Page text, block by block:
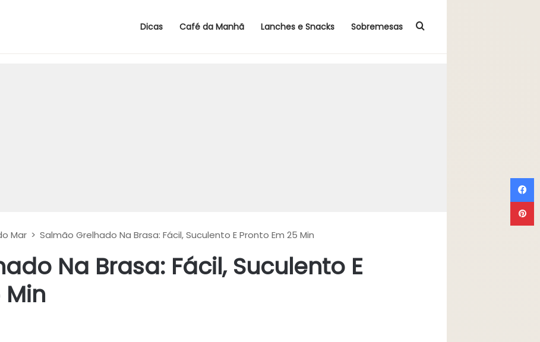
Dicas Café da Manhã Lanches e Snacks Sobremesas Procurar por
Mar > Salmão Grelhado Na Brasa: Fácil, Suculento E Pronto Em 25 Min
Na Brasa: Fácil, Suculento E
Min